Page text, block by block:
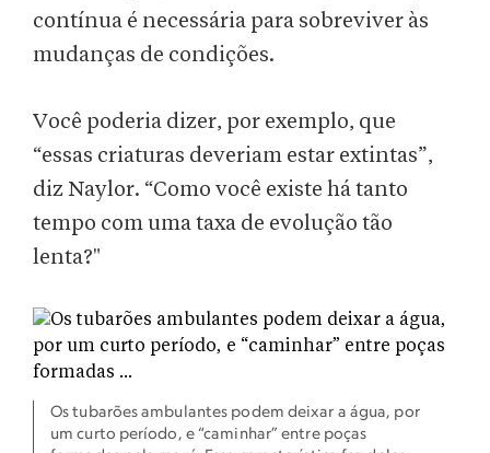
contínua é necessária para sobreviver às
mudanças de condições.
Você poderia dizer, por exemplo, que
“essas criaturas deveriam estar extintas”,
diz Naylor. “Como você existe há tanto
tempo com uma taxa de evolução tão
lenta?"
Os tubarões ambulantes podem deixar a água, por
um curto período, e “caminhar” entre poças